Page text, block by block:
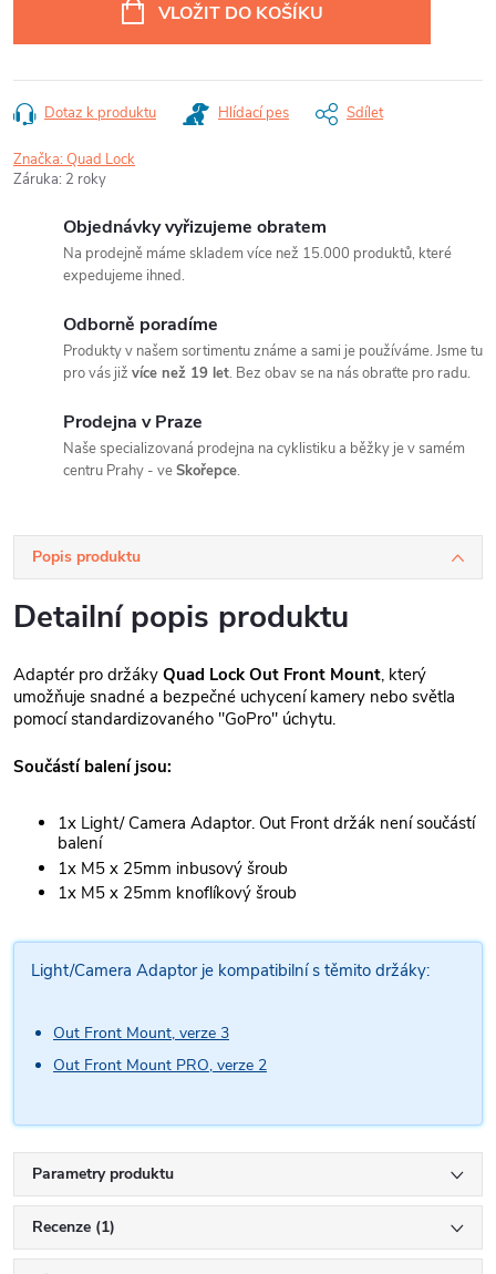
VLOŽIT DO KOŠÍKU
Dotaz k produktu Hlídací pes Sdílet
Značka:Quad Lock
Záruka: 2 roky
Objednávky vyřizujeme obratem
Na prodejně máme skladem více než 15.000 produktů, které
expedujeme ihned.
Odborně poradíme
Produkty v našem sortimentu známe a sami je používáme. Jsme tu
pro vás již více než 19 let. Bez obav se na nás obraťte pro radu.
Prodejna v Praze
Naše specializovaná prodejna na cyklistiku a běžky je v samém
centru Prahy - veSkořepce.
Popis produktu
Detailní popis produktu
Adaptér pro držáky Quad Lock Out Front Mount, který
umožňuje snadné a bezpečné uchycení kamery nebo světla
pomocí standardizovaného "GoPro" úchytu.
Součástí balení jsou:
1x Light/ Camera Adaptor. Out Front držák není součástí
balení
1x M5 x 25mm inbusový šroub
1x M5 x 25mm knoflíkový šroub
Light/Camera Adaptor je kompatibilní s těmito držáky:
Out Front Mount, verze 3
Out Front Mount PRO, verze 2
Parametry produktu
Recenze (1)